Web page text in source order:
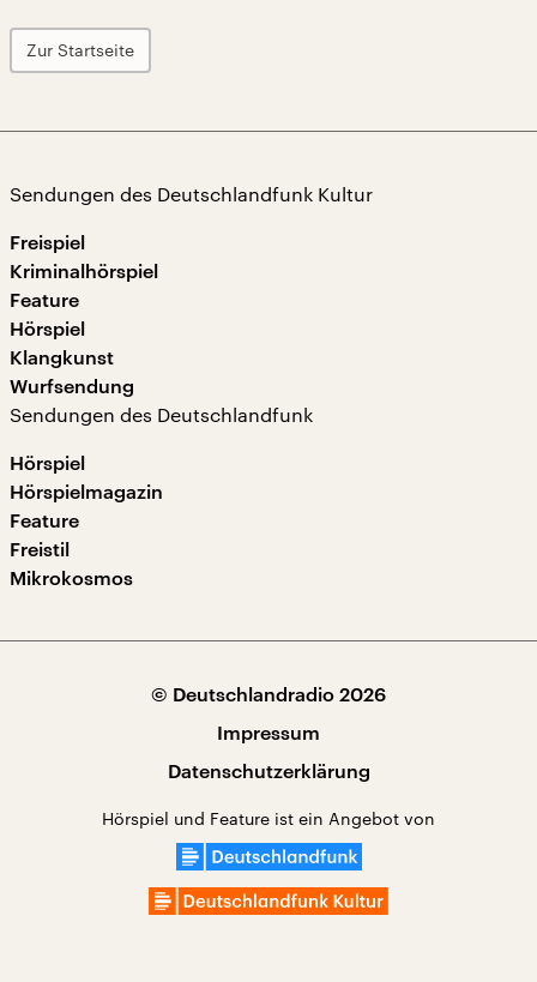
Zur Startseite
Sendungen des Deutschlandfunk Kultur
Freispiel
Kriminalhörspiel
Feature
Hörspiel
Klangkunst
Wurfsendung
Sendungen des Deutschlandfunk
Hörspiel
Hörspielmagazin
Feature
Freistil
Mikrokosmos
© Deutschlandradio 2026
Impressum
Datenschutzerklärung
Hörspiel und Feature ist ein Angebot von